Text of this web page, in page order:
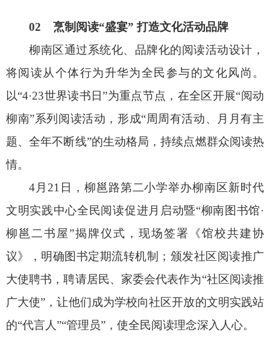
02 烹制阅读“盛宴” 打造文化活动品牌
柳南区通过系统化、品牌化的阅读活动设计，
将阅读从个体行为升华为全民参与的文化风尚。
以“4·23世界读书日”为重点节点，在全区开展“阅动
柳南”系列阅读活动，形成“周周有活动、月月有主
题、全年不断线”的生动格局，持续点燃群众阅读热
情。
4月21日，柳邕路第二小学举办柳南区新时代
文明实践中心全民阅读促进月启动暨“柳南图书馆·
柳邕二书屋”揭牌仪式，现场签署《馆校共建协
议》，明确图书定期流转机制；颁发社区阅读推广
大使聘书，聘请居民、家委会代表作为“社区阅读推
广大使”，让他们成为学校向社区开放的文明实践站
的“代言人”“管理员”，使全民阅读理念深入人心。